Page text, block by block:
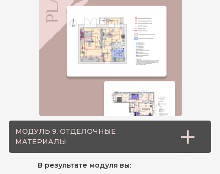
МОДУЛЬ 9. ОТДЕЛОЧНЫЕ
МАТЕРИАЛЫ
+
В результате модуля вы: